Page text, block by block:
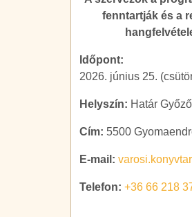
fenntartják és a
Időpont:
2026. június 25.
Helyszín: Határ
Cím: 5500
E-mail:
Telefon: +36 66 218